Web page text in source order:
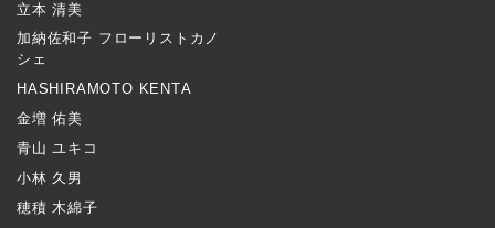
立本 清美
加納佐和子 フローリストカノ
シェ
HASHIRAMOTO KENTA
金増 佑美
青山 ユキコ
小林 久男
穂積 木綿子